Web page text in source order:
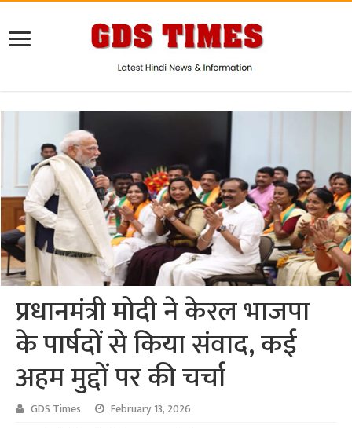
प्रधानमंत्री मोदी ने केरल भाजपा
के पार्षदों से किया संवाद, कई
अहम मुद्दों पर की चर्चा
GDS Times February 13, 2026